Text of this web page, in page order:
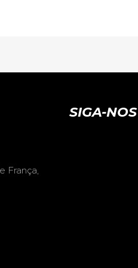
França,
SIGA-NOS